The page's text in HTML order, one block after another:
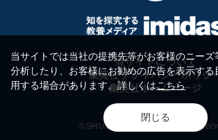
当サイトについて
集英社プライバシーポリシ
集英社ホームページ
©SHUEISHA Inc. All rights
当サイトでは当社の提携先等がお客様のニーズ
分析したり、お客様にお勧めの広告を表示する
用する場合があります。詳しくはこちら
閉じる